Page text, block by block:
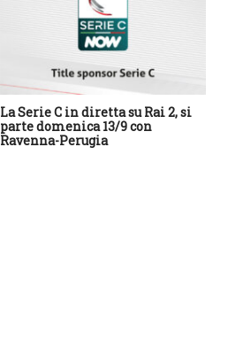
La Serie C in diretta su Rai 2, si
parte domenica 13/9 con
Ravenna-Perugia